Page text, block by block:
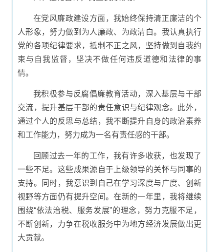
在党风廉政建设方面，我始终保持清正廉洁的个
人形象，努力做到为人廉政、为政清白。我认真执行
党的各项纪律要求，抵制不正之风，坚持做到自我约
束与自我监督，坚决不做任何违反道德和法律的事
情。
我积极参与反腐倡廉教育活动，深入基层与干部
交流，提升基层干部的责任意识与纪律观念。此外，
通过个人的反思与总结，我不断提升自身的政治素养
和工作能力，努力成为一名有责任感的干部。
回顾过去一年的工作，我有许多收获，也发现了
一些不足。这些成果源自于上级领导的关怀与同事的
支持。同时，我意识到自己在学习深度与广度、创新
视野等方面仍有提升空间。在新的一年里，我将继续
围绕“依法治税、服务发展”的理念，努力克服不足，
不断创新，力争在税收服务中为地方经济发展做出更
大贡献。